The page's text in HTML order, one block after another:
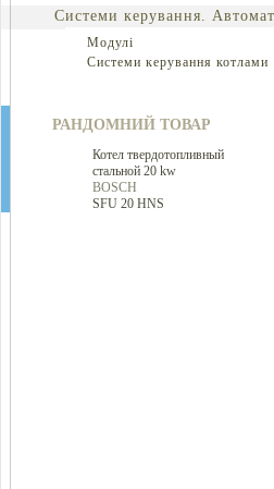
Системи керування.
Модулі
Системи керування котлами
РАНДОМНИЙ ТОВАР
Котел твердотопливный
стальной 20 kw
BOSCH
SFU 20 HNS